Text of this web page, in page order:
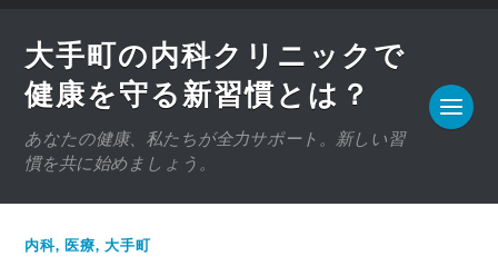
大手町の内科クリニックで
健康を守る新習慣とは？
あなたの健康、私たちが全力サポート。新しい習
慣を共に始めましょう。
内科, 医療,大手町